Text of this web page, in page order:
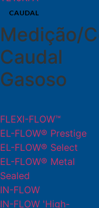
CAUDAL
Medição/
Caudal
Gasoso
FLEXI-FLOW™
EL-FLOW® Prestige
EL-FLOW® Select
EL-FLOW® Metal
Sealed
IN-FLOW
IN-FLOW 'High-